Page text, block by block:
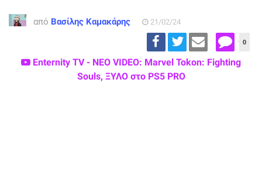
από Βασίλης Καμακάρης 21/02/24
0
Enternity TV - ΝΕΟ VIDEO: Marvel Tokon: Fighting
Souls, ΞΥΛΟ στο PS5 PRO